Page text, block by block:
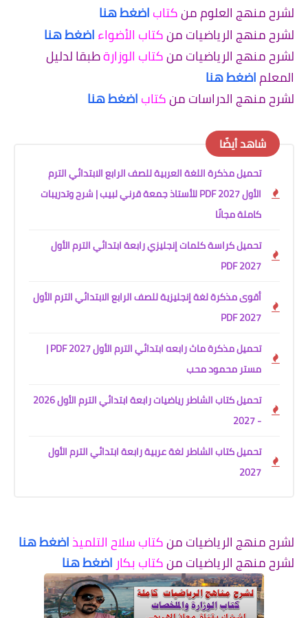
لشرح منهج العلوم منكتاباضغط هنا
لشرح منهج الرياضيات منكتاب الأضواءاضغط هنا
لشرح منهج الرياضيات منكتاب الوزارةطبقا لدليل
المعلماضغط هنا
لشرح منهج الدراسات منكتاباضغط هنا
شاهد أيضًا
تحميل مذكرة اللغة العربية للصف الرابع الابتدائي الترم
الأول 2027 PDF للأستاذ جمعة قرني لبيب | شرح وتدريبات
كاملة مجانًا
تحميل كراسة كلمات إنجليزي رابعة ابتدائي الترم الأول
2027 PDF
أقوى مذكرة لغة إنجليزية للصف الرابع الابتدائي الترم الأول
2027 PDF
تحميل مذكرة ماث رابعه ابتدائي الترم الأول 2027 PDF |
مستر محمود محب
تحميل كتاب الشاطر رياضيات رابعة ابتدائي الترم الأول 2026
- 2027
تحميل كتاب الشاطر لغة عربية رابعة ابتدائي الترم الأول
2027
لشرح منهج الرياضيات منكتاب سلاح التلميذاضغط هنا
لشرح منهج الرياضيات منكتاب بكار اضغط هنا